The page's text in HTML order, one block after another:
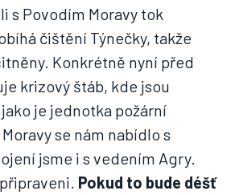
s Povodím Moravy tok
čištění Týnečky, takže
Konkrétně nyní před
krizový štáb, kde jsou
je jednotka požární
se nám nabídlo s
jsme i s vedením Agry.
Pokud to bude déšť